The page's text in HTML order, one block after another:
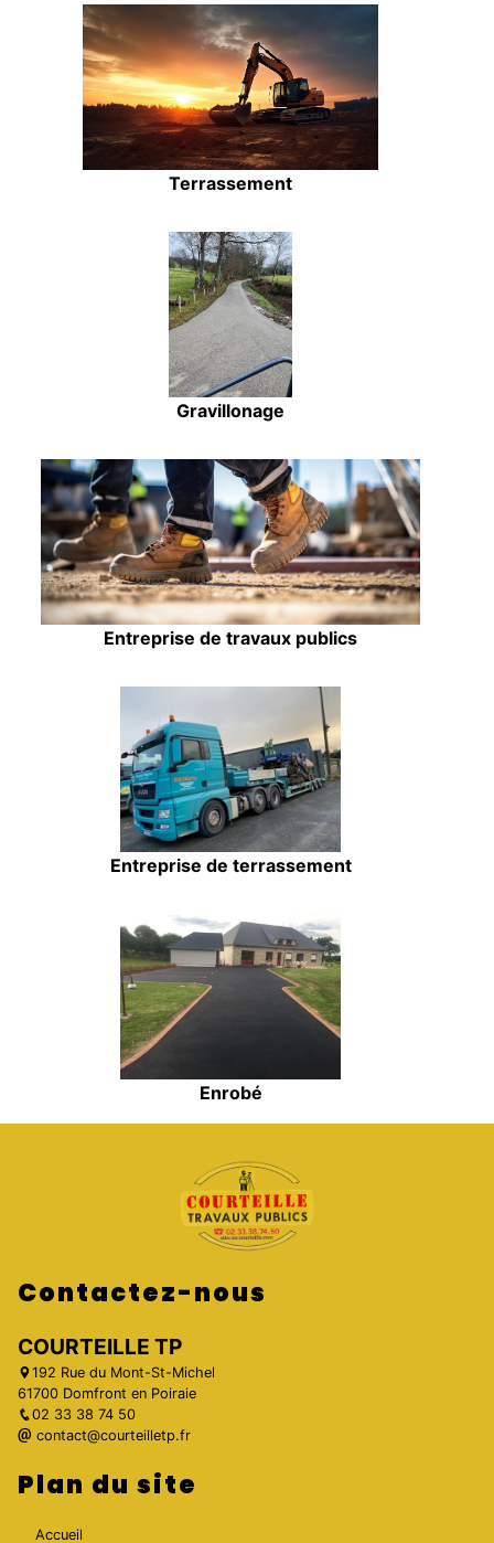
Terrassement
Gravillonage
Entreprise de travaux publics
Entreprise de terrassement
Enrobé
Contactez-nous
COURTEILLE TP
192 Rue du Mont-St-Michel
61700 Domfront en Poiraie
02 33 38 74 50
contact@courteilletp.fr
Plan du site
Accueil